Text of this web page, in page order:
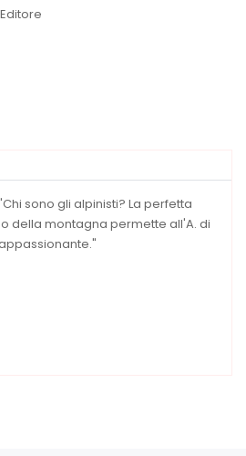
sono gli alpinisti? La perfetta
della montagna permette all'A. di